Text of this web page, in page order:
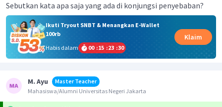
Sebutkan kata apa saja yang ada di konjungsi penyebaban?
Ikuti Tryout SNBT & Menangkan E-Wallet
100rb
Habis dalam
00 :15 :23 :30
Klaim
M. Ayu
Master Teacher
Mahasiswa/Alumni Universitas Negeri Jakarta